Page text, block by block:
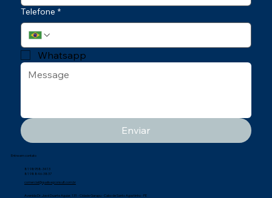
Telefone *
Whatsapp
Enviar
Entre em contato
81 98958-3413
81 98846-3837
comercial@qualisegconsult.com.br
Avenida Dr. José Duarte Aguiar, 131 - Cidade Garapu - Cabo de Santo Agostinho - PE